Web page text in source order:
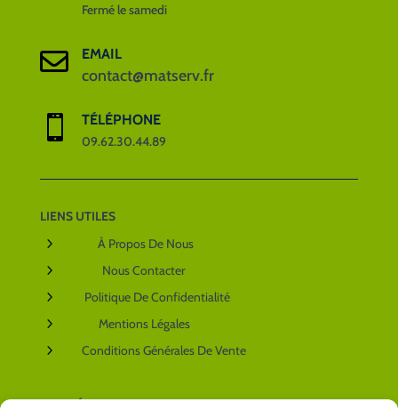
Fermé le samedi
 EMAIL
contact@matserv.fr
 TÉLÉPHONE
09.62.30.44.89
LIENS UTILES
5 À Propos De Nous
5 Nous Contacter
5 Politique De Confidentialité
5 Mentions Légales
5 Conditions Générales De Vente
NOS RÉSEAUX SOCIAUX